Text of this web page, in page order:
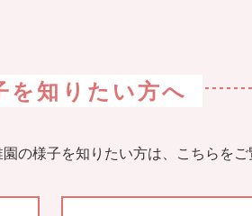
を知りたい方へ
の様子を知りたい方は、こちらをご